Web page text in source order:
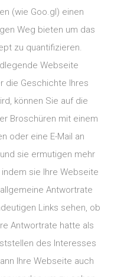
(wie Goo.gl) einen
Weg bieten um das
zu quantifizieren.
Webseite
die Geschichte Ihres
können Sie auf die
Broschüren mit einem
oder eine E-Mail an
sie ermutigen mehr
sie Ihre Webseite
Antwortrate
Links sehen, ob
Antwortrate hatte als
des Interesses
Ihre Webseite auch